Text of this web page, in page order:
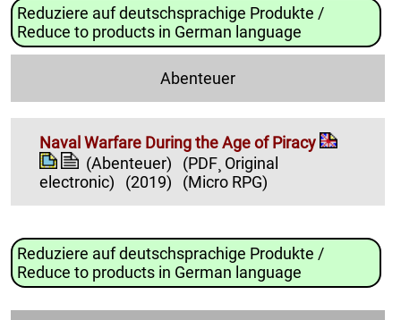
Reduziere auf deutschsprachige Produkte /
Reduce to products in German language
Abenteuer
Naval Warfare During the Age of Piracy
(Abenteuer)
(PDF¸ Original
electronic)
(2019) (Micro RPG)
Reduziere auf deutschsprachige Produkte /
Reduce to products in German language